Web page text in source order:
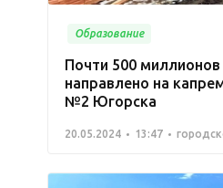
Образование
Почти 500 миллионов
направлено на
№2 Югорска
20.05.2024 13:47